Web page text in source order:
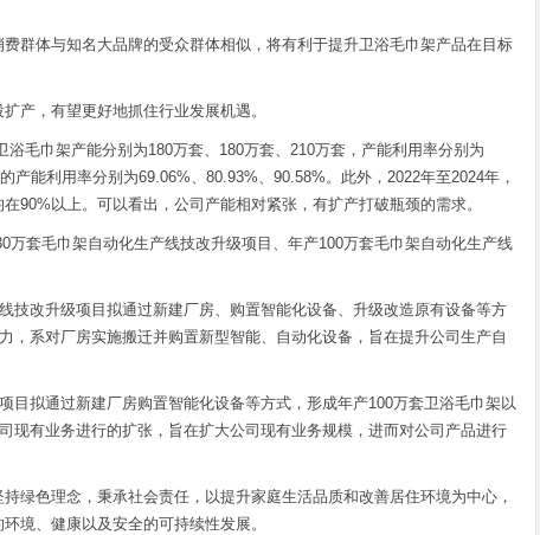
群体与知名大品牌的受众群体相似，将有利于提升卫浴毛巾架产品在目标
产，有望更好地抓住行业发展机遇。
浴毛巾架产能分别为180万套、180万套、210万套，产能利用率分别为
产能利用率分别为69.06%、80.93%、90.58%。此外，2022年至2024年，
90%以上。可以看出，公司产能相对紧张，有扩产打破瓶颈的需求。
万套毛巾架自动化生产线技改升级项目、年产100万套毛巾架自动化生产线
技改升级项目拟通过新建厂房、购置智能化设备、升级改造原有设备等方
，系对厂房实施搬迁并购置新型智能、自动化设备，旨在提升公司生产自
目拟通过新建厂房购置智能化设备等方式，形成年产100万套卫浴毛巾架以
现有业务进行的扩张，旨在扩大公司现有业务规模，进而对公司产品进行
绿色理念，秉承社会责任，以提升家庭生活品质和改善居住环境为中心，
境、健康以及安全的可持续性发展。